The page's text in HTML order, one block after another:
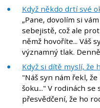
Když někdo drtí své
„Pane, dovolím si
sebejistě, což ale
němž hovoříte... Váš
významný tlak.
Když si dítě myslí, že
"Náš syn nám řekl,
šoku..." V rodinách
přesvědčení, že ho